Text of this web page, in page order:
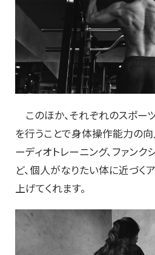
このほか、それぞれのスポー
を行うことで身体操作能力の向
ーディオトレーニング、ファンク
ど、個人がなりたい体に近づく
上げてくれます。